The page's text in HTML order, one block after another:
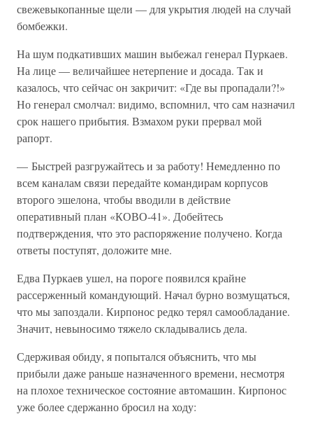
свежевыкопанные щели — для укрытия людей на случай
бомбежки.
На шум подкативших машин выбежал генерал Пуркаев.
На лице — величайшее нетерпение и досада. Так и
казалось, что сейчас он закричит: «Где вы пропадали?!»
Но генерал смолчал: видимо, вспомнил, что сам назначил
срок нашего прибытия. Взмахом руки прервал мой
рапорт.
— Быстрей разгружайтесь и за работу! Немедленно по
всем каналам связи передайте командирам корпусов
второго эшелона, чтобы вводили в действие
оперативный план «КОВО-41». Добейтесь
подтверждения, что это распоряжение получено. Когда
ответы поступят, доложите мне.
Едва Пуркаев ушел, на пороге появился крайне
рассерженный командующий. Начал бурно возмущаться,
что мы запоздали. Кирпонос редко терял самообладание.
Значит, невыносимо тяжело складывались дела.
Сдерживая обиду, я попытался объяснить, что мы
прибыли даже раньше назначенного времени, несмотря
на плохое техническое состояние автомашин. Кирпонос
уже более сдержанно бросил на ходу: